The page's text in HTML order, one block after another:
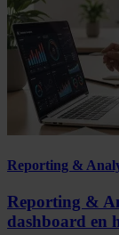
Reporting &
Reporting &
dashboard en